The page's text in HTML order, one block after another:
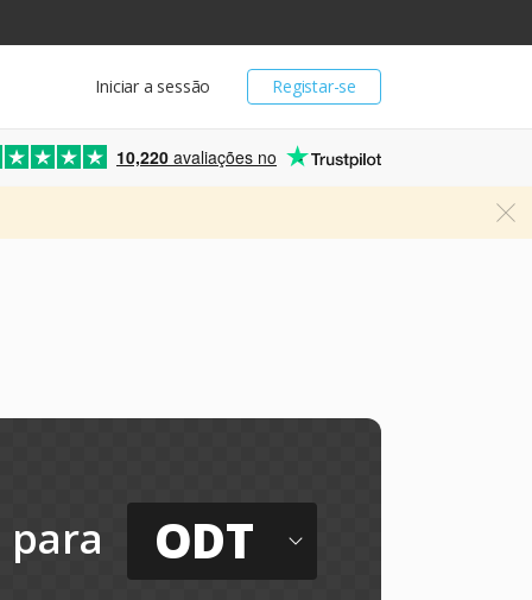
Registar-se
Iniciar a sessão
10,220 avaliações no
para ODT